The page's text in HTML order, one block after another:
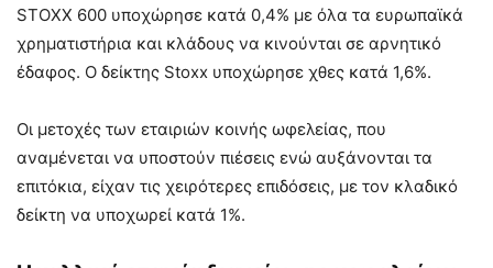
STOXX 600 υποχώρησε κατά 0,4% με όλα τα ευρωπαϊκά
χρηματιστήρια και κλάδους να κινούνται σε αρνητικό
έδαφος. Ο δείκτης Stoxx υποχώρησε χθες κατά 1,6%.
Οι μετοχές των εταιριών κοινής ωφελείας, που
αναμένεται να υποστούν πιέσεις ενώ αυξάνονται τα
επιτόκια, είχαν τις χειρότερες επιδόσεις, με τον κλαδικό
δείκτη να υποχωρεί κατά 1%.